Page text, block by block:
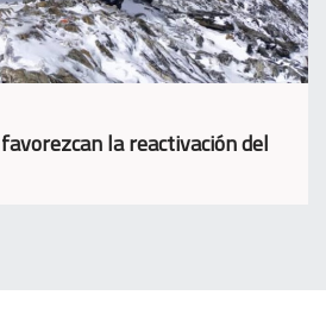
la reactivación del